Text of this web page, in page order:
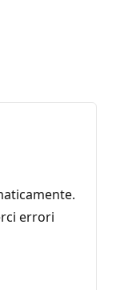
errori